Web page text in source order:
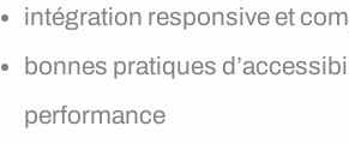
intégration responsive et
bonnes pratiques
performance